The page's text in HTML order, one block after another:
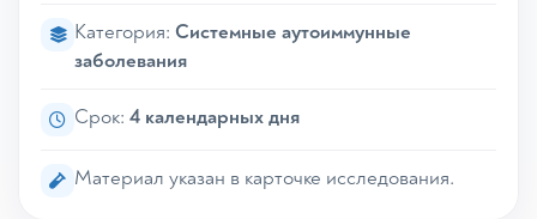
Категория: Системные аутоиммунные
заболевания
Срок: 4 календарных дня
Материал указан в карточке исследования.